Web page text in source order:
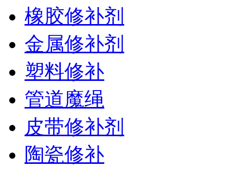
橡胶修补剂
金属修补剂
塑料修补
管道魔绳
皮带修补剂
陶瓷修补